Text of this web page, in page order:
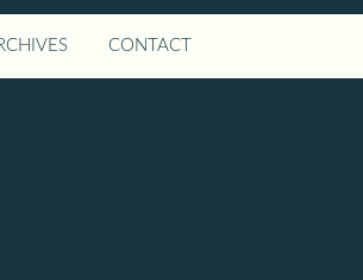
CONTACT